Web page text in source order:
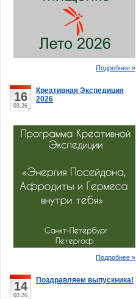
Подробнее »
Креативная Экспедиция
2026
16
03.26
Подробнее »
Поздравляем выпускника!
14
02.26